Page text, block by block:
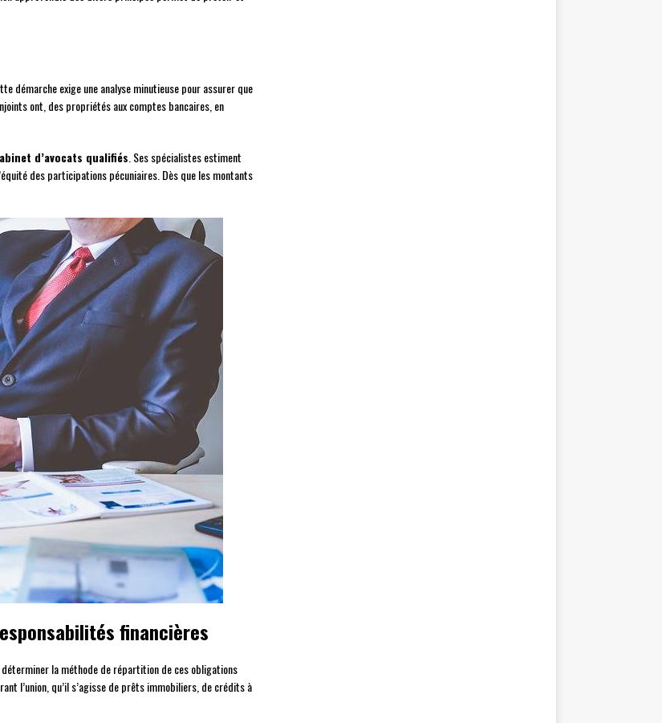
démarche exige une analyse minutieuse pour assurer que
ont, des propriétés aux comptes bancaires, en
d’avocats qualifiés . Ses spécialistes estiment
des participations pécuniaires. Dès que les montants
financières
la méthode de répartition de ces obligations
l’union, qu’il s’agisse de prêts immobiliers, de crédits à